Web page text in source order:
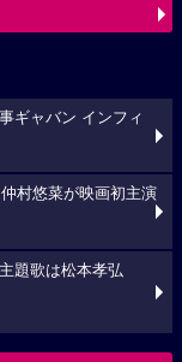
ギャバン インフィ
村悠菜が映画初主演
題歌は松本孝弘